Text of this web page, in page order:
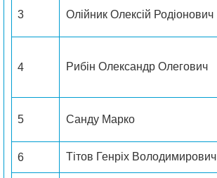
3 Олійник Олексій Родіонович
4 Рибін Олександр Олегович
5 Санду Марко
6 Тітов Генріх Володимирович